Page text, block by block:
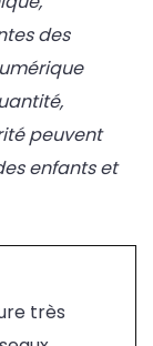
des
peuvent
enfants et
très